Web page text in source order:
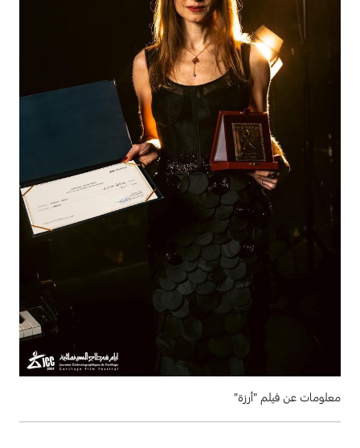
معلومات عن فيلم "أرزة"